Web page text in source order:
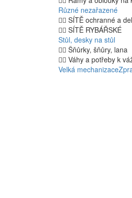
Různé nezařazené
SÍTĚ ochranné a
SÍTĚ RYBÁŘSKÉ
Stůl, desky na stůl
Šňůrky, šňůry, lana
Váhy a potřeby k
Velká mechanizace